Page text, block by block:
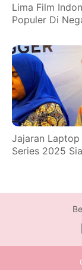
Lima Film
Populer Di
Jajaran Laptop
Series 2025